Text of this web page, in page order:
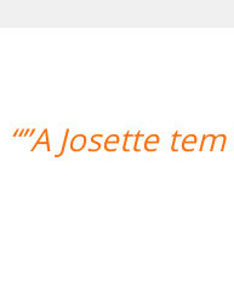
as
aprendizado.””